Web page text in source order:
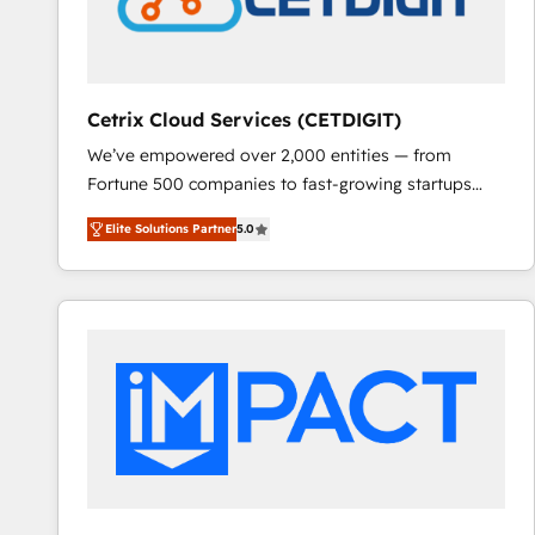
Cetrix Cloud Services (CETDIGIT)
We’ve empowered over 2,000 entities — from
Fortune 500 companies to fast-growing startups
and nonprofits — to streamline operations, scale
revenue, and unlock the full potential of HubSpot.
With deep technical and industry expertise, we fuse
automation, integration, and AI innovation to deliver
Sales, Service, Marketing & Content Hubs • AI voice
and chat agents, predictive automation, and smart
workflows • Salesforce + HubSpot integration •
RevOps and AI-driven sales enablement • Website
Elite Solutions Partner5.0